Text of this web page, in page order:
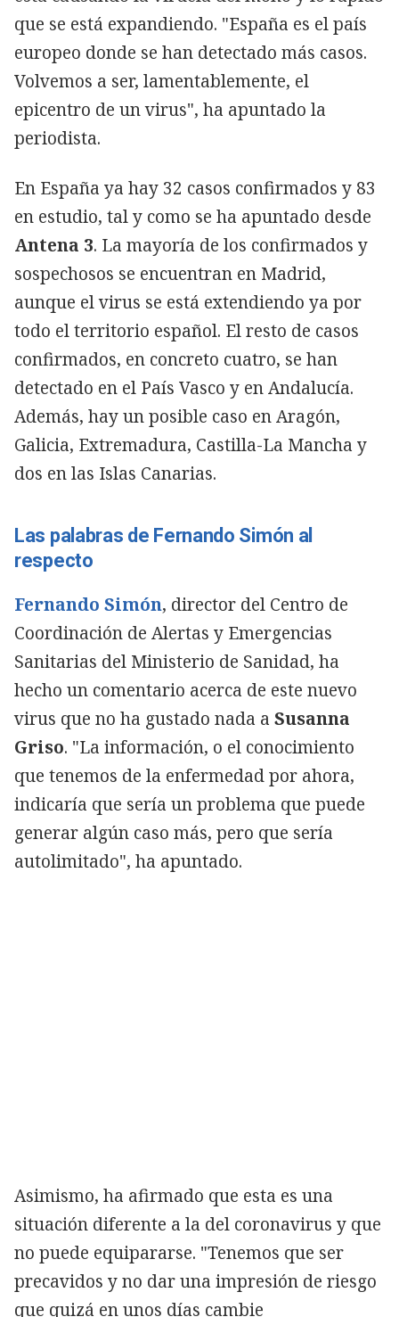
que se está expandiendo. "España es el país
europeo donde se han detectado más casos.
Volvemos a ser, lamentablemente, el
epicentro de un virus", ha apuntado la
periodista.
En España ya hay 32 casos confirmados y 83
en estudio, tal y como se ha apuntado desde
Antena 3. La mayoría de los confirmados y
sospechosos se encuentran en Madrid,
aunque el virus se está extendiendo ya por
todo el territorio español. El resto de casos
confirmados, en concreto cuatro, se han
detectado en el País Vasco y en Andalucía.
Además, hay un posible caso en Aragón,
Galicia, Extremadura, Castilla-La Mancha y
dos en las Islas Canarias.
Las palabras de Fernando Simón al
respecto
Fernando Simón, director del Centro de
Coordinación de Alertas y Emergencias
Sanitarias del Ministerio de Sanidad, ha
hecho un comentario acerca de este nuevo
virus que no ha gustado nada a Susanna
Griso. "La información, o el conocimiento
que tenemos de la enfermedad por ahora,
indicaría que sería un problema que puede
generar algún caso más, pero que sería
autolimitado", ha apuntado.
Asimismo, ha afirmado que esta es una
situación diferente a la del coronavirus y que
no puede equipararse. "Tenemos que ser
precavidos y no dar una impresión de riesgo
que quizá en unos días cambie